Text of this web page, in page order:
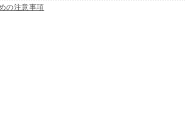
の注意事項